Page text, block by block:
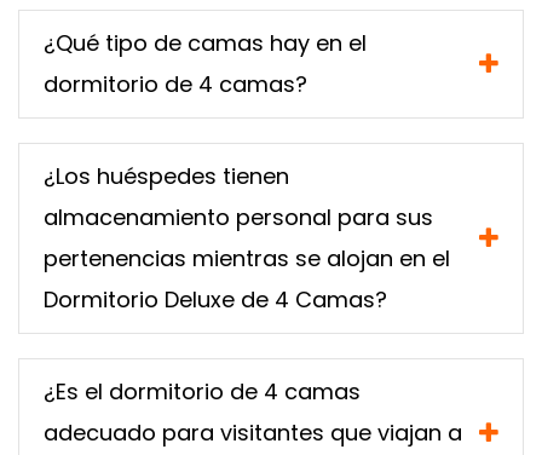
¿Qué tipo de camas hay en el
dormitorio de 4 camas?
¿Los huéspedes tienen
almacenamiento personal para sus
pertenencias mientras se alojan en el
Dormitorio Deluxe de 4 Camas?
¿Es el dormitorio de 4 camas
adecuado para visitantes que viajan a